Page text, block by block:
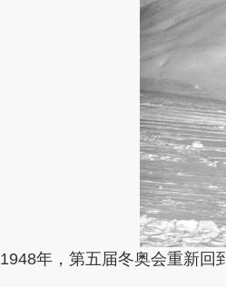
1948年，第五届冬奥会重新回